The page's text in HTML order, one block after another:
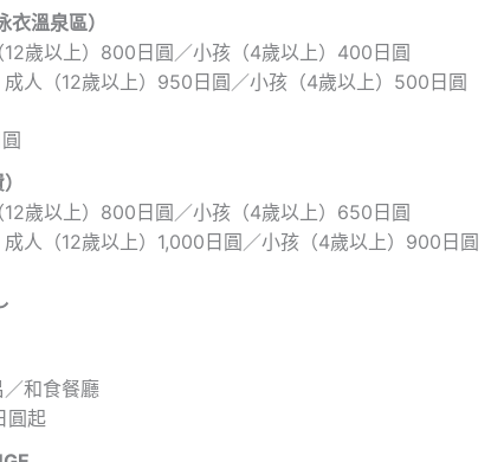
溫泉區）
12歲以上）800日圓／小孩（4歲以上）400日圓
成人（12歲以上）950日圓／小孩（4歲以上）500日圓
12歲以上）800日圓／小孩（4歲以上）650日圓
成人（12歲以上）1,000日圓／小孩（4歲以上）900日圓
／和食餐廳
圓起